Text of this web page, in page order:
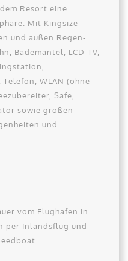
Resort eine
Mit Kingsize-
und außen Regen-
Bademantel, LCD-TV,
WLAN (ohne
Safe,
sowie großen
und
vom Flughafen in
per Inlandsflug und